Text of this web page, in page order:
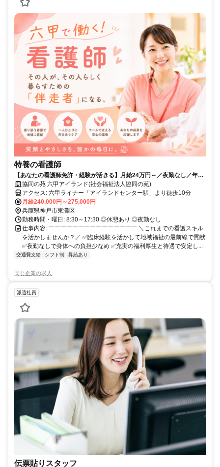
特養の看護師
【あなたの看護師免許・経験が活きる】月給24万円～／夜勤なし／年1
回6日間の連続休暇制度あり／風通しの良い温かい職場でキャリアを活
かす！
協同の苑 六甲アイランド(社会福祉法人協同の苑)
アクセス: 六甲ライナー「アイランドセンター駅」より徒歩10分
月給240,000円～275,000円
兵庫県神戸市東灘区
勤務時間・曜日: 8:30～17:30 ◎休憩あり ◎夜勤なし
仕事内容: ￣￣￣￣￣￣￣￣￣￣￣￣￣￣￣ ＼これまでの看護スキル
を活かしませんか？／ ✅臨床経験を活かして地域福祉の最前線で貢献
✅夜勤なしで身体への負担少なめ ✅充実の福利厚生と待遇で安定し...
交通費支給 シフト制 昇給あり
同じ企業の求人
派遣社員
伝票貼りスタッフ